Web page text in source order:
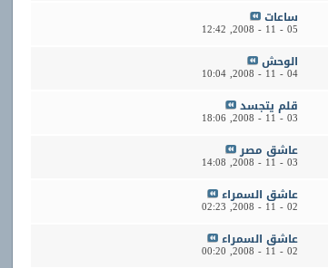
ساعات
05 - 11 - 2008,
12:42
الوحش
04 - 11 - 2008,
10:04
قلم يتجسد
03 - 11 - 2008,
18:06
عاشق مصر
03 - 11 - 2008,
14:08
عاشق السمراء
02 - 11 - 2008,
02:23
عاشق السمراء
02 - 11 - 2008,
00:20